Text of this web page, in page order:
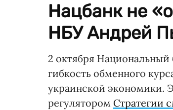
Нацбанк не
НБУ Андрей
2 октября Национальный
гибкость обменного
украинской экономики.
регулятором Стратегии